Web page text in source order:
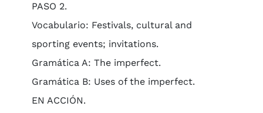
PASO 2.
Vocabulario: Festivals, cultural and
sporting events; invitations.
Gramática A: The imperfect.
Gramática B: Uses of the imperfect.
EN ACCIÓN.